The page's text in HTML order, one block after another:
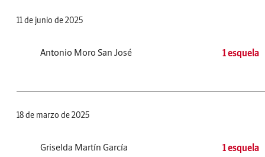
11 de junio de 2025
Antonio Moro San José 1 esquela
18 de marzo de 2025
Griselda Martín García 1 esquela